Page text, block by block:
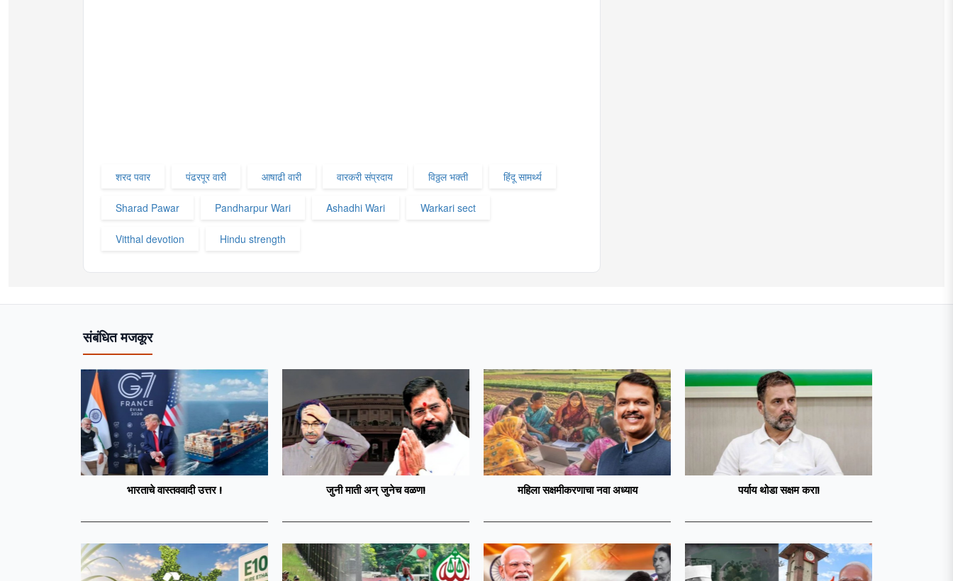
शरद पवार पंढरपूर वारी आषाढी वारी वारकरी संप्रदाय विठ्ठल भक्ती हिंदू सामर्थ्य
Sharad Pawar Pandharpur Wari Ashadhi Wari Warkari sect
Vitthal devotion Hindu strength
संबंधित मजकूर
भारताचे वास्तववादी उत्तर ! जुनी माती अन् जुनेच वळण! महिला सक्षमीकरणाचा नवा अध्याय पर्याय थोडा सक्षम करा!